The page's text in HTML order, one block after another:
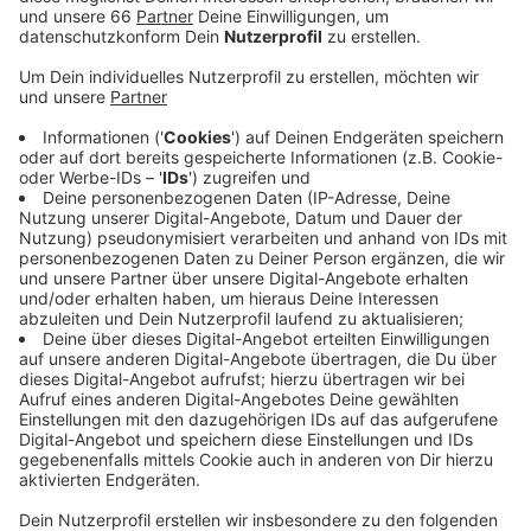
Anzeige
Konkret geht es um eine Kaufprämie. Die soll 50
Prozent der Anschaffungskosten decken. Berechtigt
sind private Unternehmen mit maximal 9 Mitarbeitern,
Selbstständige und Freiberufler, Vereine und Verbände
und an Privatpersonen, die sich zusammentun - also zu
Beispiel im selben Haus wohnen. Auch Kitas in freier
Trägerschaft, Schulen und Krankenhäuser sind
berechtigt. Die Lastenräder müssen neu angeschafft
und dürfen dann auch privat genutzt werden.
Weitere Infos und Links zum Thema:
Immer mehr Lastenräder in Düsseldorf!
Düsseldorf und das Modellprojekt „Emissionsfreie